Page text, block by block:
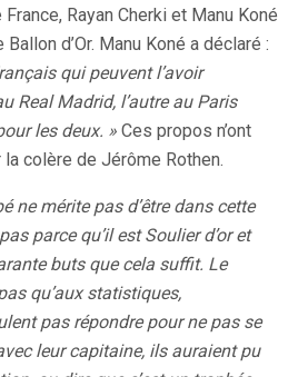
Rayan Cherki et Manu Koné
d’Or. Manu Koné a déclaré :
qui peuvent l’avoir
Real Madrid, l’autre au Paris
les deux. » Ces propos n’ont
colère de Jérôme Rothen.
ne mérite pas d’être dans cette
parce qu’il est Soulier d’or et
buts que cela suffit. Le
qu’aux statistiques,
pas répondre pour ne pas se
leur capitaine, ils auraient pu